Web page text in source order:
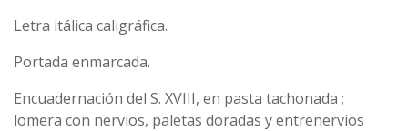
Letra itálica caligráfica.
Portada enmarcada.
Encuadernación del S. XVIII, en pasta tachonada ;
lomera con nervios, paletas doradas y entrenervios